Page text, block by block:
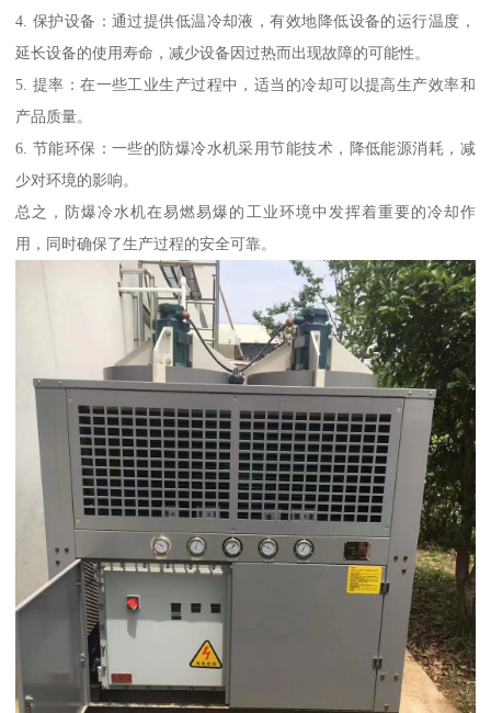
4. 保护设备：通过提供低温冷却液，有效地降低设备的运行温度，
延长设备的使用寿命，减少设备因过热而出现故障的可能性。
5. 提率：在一些工业生产过程中，适当的冷却可以提高生产效率和
产品质量。
6. 节能环保：一些的防爆冷水机采用节能技术，降低能源消耗，减
少对环境的影响。
总之，防爆冷水机在易燃易爆的工业环境中发挥着重要的冷却作
用，同时确保了生产过程的安全可靠。